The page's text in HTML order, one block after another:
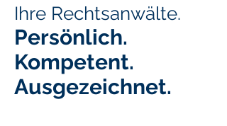
Ihre Rechtsanwälte.
Persönlich.
Kompetent.
Ausgezeichnet.